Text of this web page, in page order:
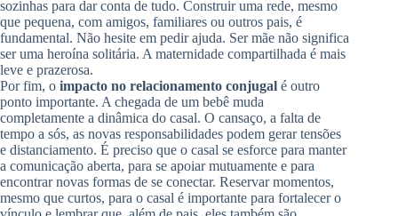
sozinhas para dar conta de tudo. Construir uma rede, mesmo
que pequena, com amigos, familiares ou outros pais, é
fundamental. Não hesite em pedir ajuda. Ser mãe não significa
ser uma heroína solitária. A maternidade compartilhada é mais
leve e prazerosa.
Por fim, o impacto no relacionamento conjugal é outro
ponto importante. A chegada de um bebê muda
completamente a dinâmica do casal. O cansaço, a falta de
tempo a sós, as novas responsabilidades podem gerar tensões
e distanciamento. É preciso que o casal se esforce para manter
a comunicação aberta, para se apoiar mutuamente e para
encontrar novas formas de se conectar. Reservar momentos,
mesmo que curtos, para o casal é importante para fortalecer o